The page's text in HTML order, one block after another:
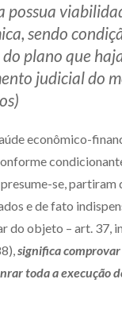
possua
sendo
plano que
judicial do
econômico-
se, partiram
e de fato
do objeto – art. 37,
significa
toda a execução